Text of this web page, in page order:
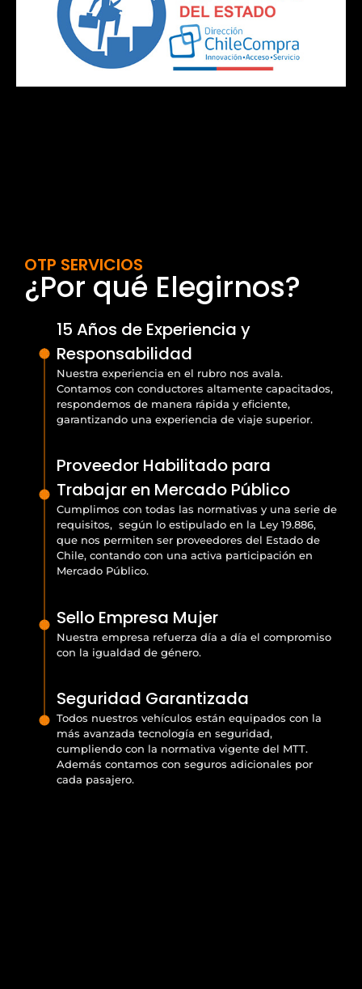
OTP SERVICIOS
¿Por qué Elegirnos?
15 Años de Experiencia y
Responsabilidad
Nuestra experiencia en el rubro nos avala.
Contamos con conductores altamente capacitados,
respondemos de manera rápida y eficiente,
garantizando una experiencia de viaje superior.
Proveedor Habilitado para
Trabajar en Mercado Público
Cumplimos con todas las normativas y una serie de
requisitos, según lo estipulado en la Ley 19.886,
que nos permiten ser proveedores del Estado de
Chile, contando con una activa participación en
Mercado Público.
Sello Empresa Mujer
Nuestra empresa refuerza día a día el compromiso
con la igualdad de género.
Seguridad Garantizada
Todos nuestros vehículos están equipados con la
más avanzada tecnología en seguridad,
cumpliendo con la normativa vigente del MTT.
Además contamos con seguros adicionales por
cada pasajero.